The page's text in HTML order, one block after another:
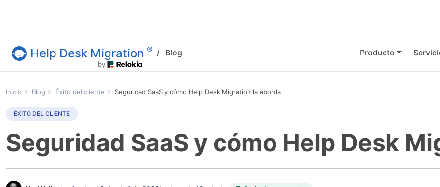
Servicio Help Desk Migration
Help Desk Migration ® / Blog Producto
Inicio Blog Éxito del cliente Seguridad SaaS y cómo Help Desk Migration la aborda
ÉXITO DEL CLIENTE
Seguridad SaaS y cómo Help Desk